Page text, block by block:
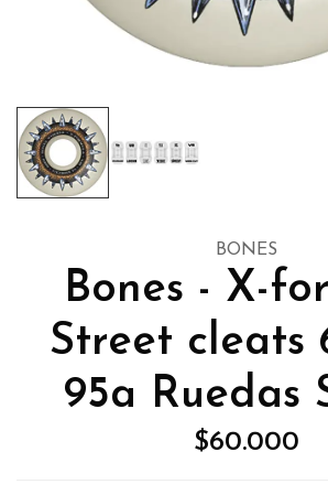
BONES
Bones - X-
Street cleats
95a Ruedas
$60.000